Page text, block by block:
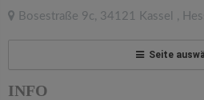
Bosestraße 9c, 34121 Kassel ,
Seite
INFO
e